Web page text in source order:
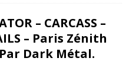
– CARCASS –
– Paris Zénith
Par Dark Métal.